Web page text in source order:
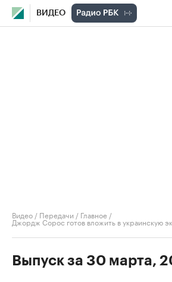
ВИДЕО
Видео / Передачи / Главное /
Джордж Сорос готов вложить в украинскую
Выпуск за 30 марта,